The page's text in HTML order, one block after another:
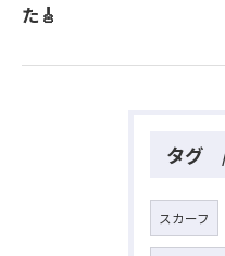
た🎸
タグ
スカーフ